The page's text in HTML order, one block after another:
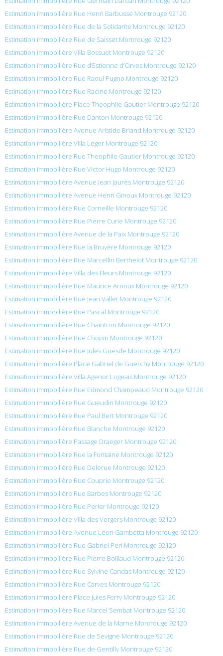
Estimation immobilière Rue Henri Barbusse Montrouge 92120
Estimation immobilière Rue de la Solidarite Montrouge 92120
Estimation immobilière Rue de Saisset Montrouge 92120
Estimation immobilière Villa Bossuet Montrouge 92120
Estimation immobilière Rue d’Estienne d’Orves Montrouge 92120
Estimation immobilière Rue Raoul Pugno Montrouge 92120
Estimation immobilière Rue Racine Montrouge 92120
Estimation immobilière Place Theophile Gautier Montrouge 92120
Estimation immobilière Rue Danton Montrouge 92120
Estimation immobilière Avenue Aristide Briand Montrouge 92120
Estimation immobilière Villa Leger Montrouge 92120
Estimation immobilière Rue Theophile Gautier Montrouge 92120
Estimation immobilière Rue Victor Hugo Montrouge 92120
Estimation immobilière Avenue Jean Jaurès Montrouge 92120
Estimation immobilière Avenue Henri Ginoux Montrouge 92120
Estimation immobilière Rue Corneille Montrouge 92120
Estimation immobilière Rue Pierre Curie Montrouge 92120
Estimation immobilière Avenue de la Paix Montrouge 92120
Estimation immobilière Rue la Bruyère Montrouge 92120
Estimation immobilière Rue Marcellin Berthelot Montrouge 92120
Estimation immobilière Villa des Fleurs Montrouge 92120
Estimation immobilière Rue Maurice Arnoux Montrouge 92120
Estimation immobilière Rue Jean Vallet Montrouge 92120
Estimation immobilière Rue Pascal Montrouge 92120
Estimation immobilière Rue Chaintron Montrouge 92120
Estimation immobilière Rue Chopin Montrouge 92120
Estimation immobilière Rue Jules Guesde Montrouge 92120
Estimation immobilière Place Gabriel de Guerchy Montrouge 92120
Estimation immobilière Villa Agenor Logeais Montrouge 92120
Estimation immobilière Rue Edmond Champeaud Montrouge 92120
Estimation immobilière Rue Gueudin Montrouge 92120
Estimation immobilière Rue Paul Bert Montrouge 92120
Estimation immobilière Rue Blanche Montrouge 92120
Estimation immobilière Passage Draeger Montrouge 92120
Estimation immobilière Rue la Fontaine Montrouge 92120
Estimation immobilière Rue Delerue Montrouge 92120
Estimation immobilière Rue Couprie Montrouge 92120
Estimation immobilière Rue Barbes Montrouge 92120
Estimation immobilière Rue Perier Montrouge 92120
Estimation immobilière Villa des Vergers Montrouge 92120
Estimation immobilière Avenue Léon Gambetta Montrouge 92120
Estimation immobilière Rue Gabriel Peri Montrouge 92120
Estimation immobilière Rue Pierre Boillaud Montrouge 92120
Estimation immobilière Rue Sylvine Candas Montrouge 92120
Estimation immobilière Rue Carves Montrouge 92120
Estimation immobilière Place Jules Ferry Montrouge 92120
Estimation immobilière Rue Marcel Sembat Montrouge 92120
Estimation immobilière Avenue de la Marne Montrouge 92120
Estimation immobilière Rue de Sevigne Montrouge 92120
Estimation immobilière Rue de Gentilly Montrouge 92120